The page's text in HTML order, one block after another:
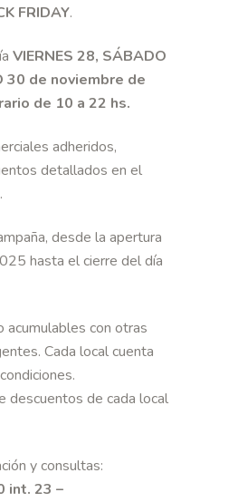
FRIDAY.
VIERNES 28, SÁBADO
30 de noviembre de
de 10 a 22 hs.
adheridos,
detallados en el
desde la apertura
hasta el cierre del día
acumulables con otras
Cada local cuenta
descuentos de cada local
y consultas:
int. 23 –